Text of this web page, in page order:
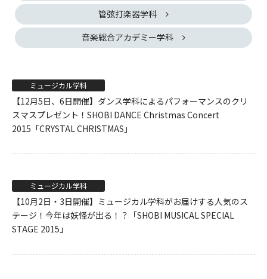
管弦打楽器学科
音楽総合アカデミー学科
ミュージカル学科
【12月5日、6日開催】ダンス学科によるパフォーマンスのクリ
スマスプレゼント！SHOBI DANCE Christmas Concert
2015「CRYSTAL CHRISTMAS」
ミュージカル学科
【10月2日・3日開催】ミュージカル学科がお届けする人気のス
テージ！今年は妖怪が出る！？「SHOBI MUSICAL SPECIAL
STAGE 2015」